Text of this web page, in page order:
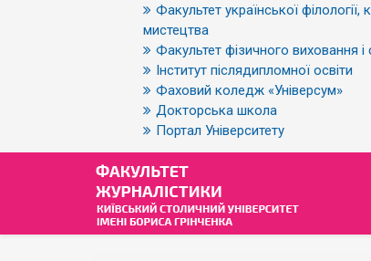
Факультет української філології,
мистецтва
Факультет фізичного виховання і
Інститут післядипломної освіти
Фаховий коледж «Універсум»
Докторська школа
Портал Університету